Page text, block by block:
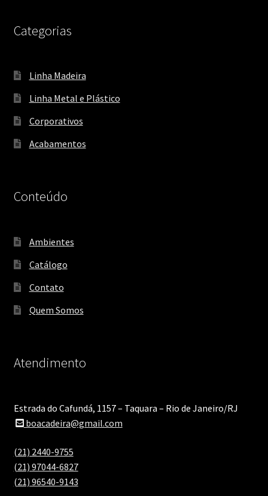
Categorias
Linha Madeira
Linha Metal e Plástico
Corporativos
Acabamentos
Conteúdo
Ambientes
Catálogo
Contato
Quem Somos
Atendimento
Estrada do Cafundá, 1157 – Taquara – Rio de Janeiro/RJ
boacadeira@gmail.com
(21) 2440-9755
(21) 97044-6827
(21) 96540-9143